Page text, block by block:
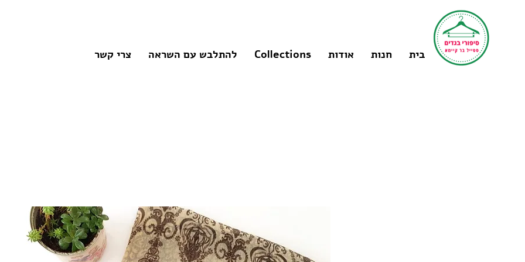
בית חנות אודות Collections להתלבש עם השראה צרי קשר